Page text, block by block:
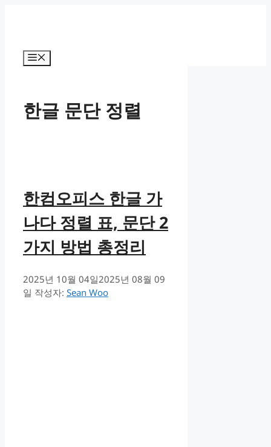
한글 문단 정렬
한컴오피스 한글 가
나다 정렬 표, 문단 2
가지 방법 총정리
2025년 10월 04일2025년 08월 09
일 작성자: Sean Woo